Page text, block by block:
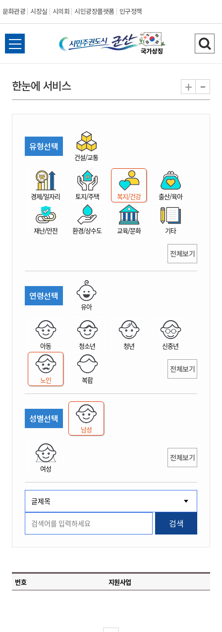
문화관광 시장실 시의회 시민광장플랫폼 인구정책
시
민
권
시
산
전
체
뉴
열
검
색
기
한눈에 서비스 + -
유형선택
건설/교통
경제/일자리 토지/주택 복지/건강 출산/육아
재난/안전 환경/상수도 교육/문화 기타
전체보기
연령선택
유아
아동 청소년 청년 신중년
노인 복합
전체보기
성별선택
남성
여성
전체보기
검색
번호 지원사업